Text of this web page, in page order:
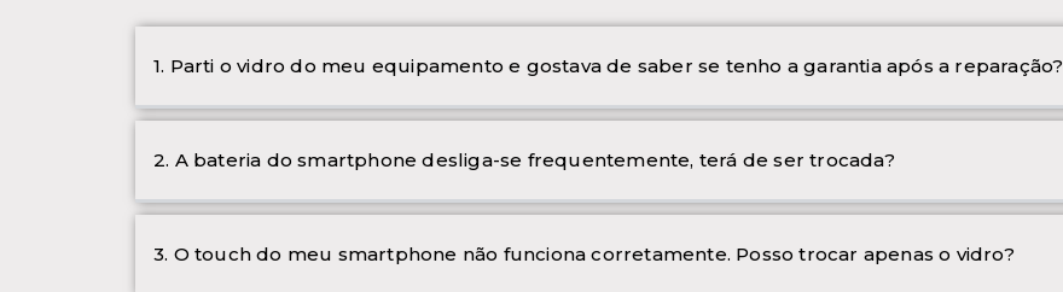
1. Parti o vidro do meu equipamento e gostava de saber se tenho a garantia após a reparação?
2. A bateria do smartphone desliga-se frequentemente, terá de ser trocada?
3. O touch do meu smartphone não funciona corretamente. Posso trocar apenas o vidro?